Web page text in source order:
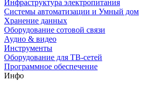
Инфраструктура электропитания
Системы автоматизации и Умный дом
Хранение данных
Оборудование сотовой связи
Аудио & видео
Инструменты
Оборудование для ТВ-сетей
Программное обеспечение
Инфо